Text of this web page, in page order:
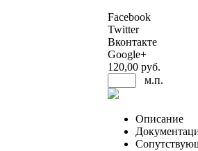
Facebook
Twitter
Вконтакте
Google+
120,00 руб.
м.п.
Описание